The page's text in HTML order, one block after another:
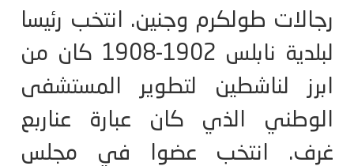
رجالات طولكرم وجنين. انتخب رئيسا
لبلدية نابلس 1902-1908 كان من
ابرز لناشطين لتطوير المستشفى
الوطني الذي كان عبارة عناربع
غرف. انتخب عضوا في مجلس